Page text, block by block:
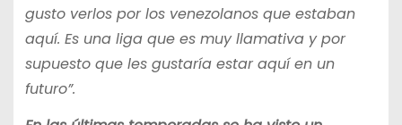
gusto verlos por los venezolanos que estaban
aquí. Es una liga que es muy llamativa y por
supuesto que les gustaría estar aquí en un
futuro”.